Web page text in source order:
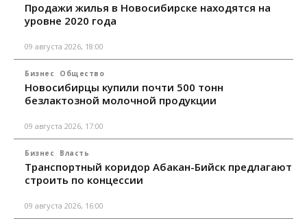
Продажи жилья в Новосибирске находятся на
уровне 2020 года
09 августа 2026, 18:00
Бизнес Общество
Новосибирцы купили почти 500 тонн
безлактозной молочной продукции
09 августа 2026, 17:00
Бизнес Власть
Транспортный коридор Абакан-Бийск предлагают
строить по концессии
09 августа 2026, 16:00